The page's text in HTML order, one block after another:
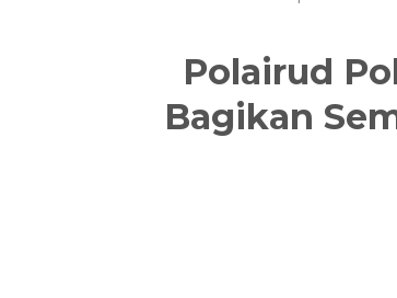
Polairud
Bagikan